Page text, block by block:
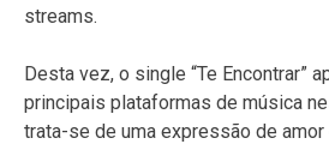
streams.
Desta vez, o single “Te Encontrar”
principais plataformas de música
trata-se de uma expressão de amor